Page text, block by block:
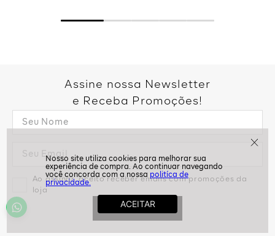
politíca de
privacidade.
Assine nossa Newsletter
e Receba Promoções!
Ao assinar, aceito receber emails com promoções da
loja
ASSINAR